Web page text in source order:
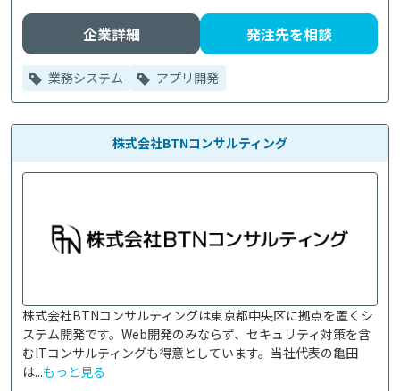
企業詳細 発注先を相談
業務システム アプリ開発
株式会社BTNコンサルティング
株式会社BTNコンサルティングは東京都中央区に拠点を置くシ
ステム開発です。Web開発のみならず、セキュリティ対策を含
むITコンサルティングも得意としています。当社代表の亀田
は...もっと見る